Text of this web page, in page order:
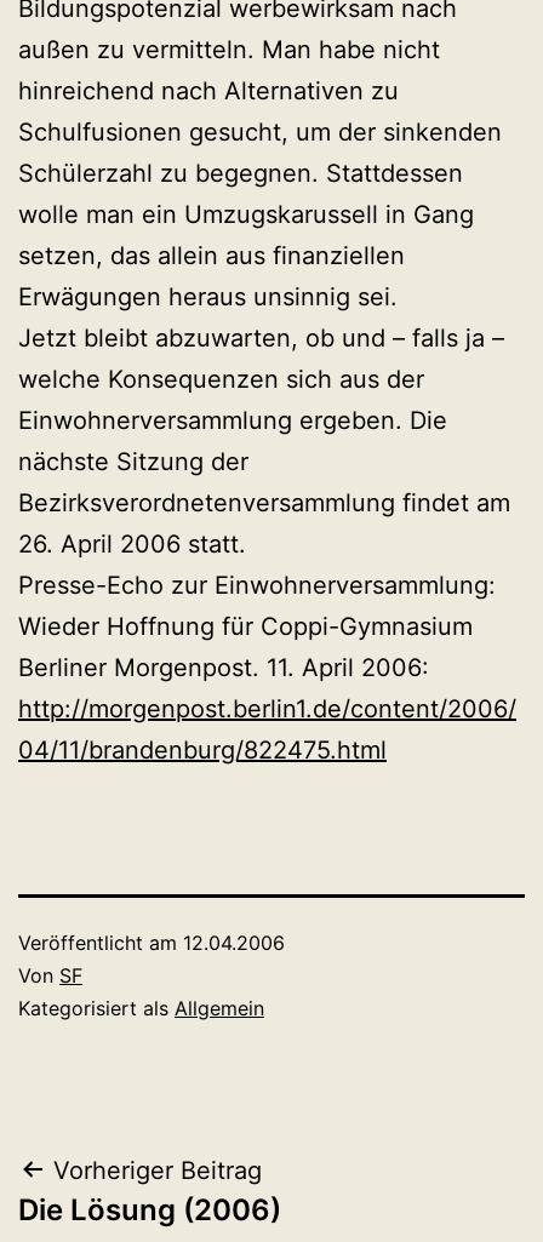
Bildungspotenzial werbewirksam nach
außen zu vermitteln. Man habe nicht
hinreichend nach Alternativen zu
Schulfusionen gesucht, um der sinkenden
Schülerzahl zu begegnen. Stattdessen
wolle man ein Umzugskarussell in Gang
setzen, das allein aus finanziellen
Erwägungen heraus unsinnig sei.
Jetzt bleibt abzuwarten, ob und – falls ja –
welche Konsequenzen sich aus der
Einwohnerversammlung ergeben. Die
nächste Sitzung der
Bezirksverordnetenversammlung findet am
26. April 2006 statt.
Presse-Echo zur Einwohnerversammlung:
Wieder Hoffnung für Coppi-Gymnasium
Berliner Morgenpost. 11. April 2006:
http://morgenpost.berlin1.de/content/2006/
04/11/brandenburg/822475.html
Veröffentlicht am 12.04.2006
Von SF
Kategorisiert als Allgemein
Beitragsnavigation
Vorheriger Beitrag
Die Lösung (2006)